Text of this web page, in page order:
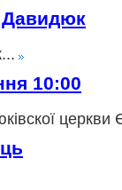
Давидюк
10:00